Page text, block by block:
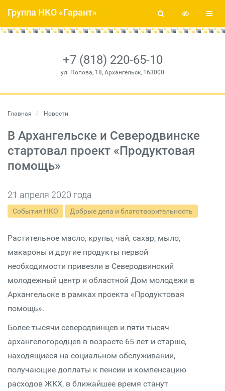
+7 (818) 220-65-10
ул. Попова, 18, Архангельск, 163000
Группа НКО «Гарант»
Главная Новости
В Архангельске и Северодвинске
стартовал проект «Продуктовая
помощь»
21 апреля 2020 года
События НКО Добрые дела и благотворительность
Растительное масло, крупы, чай, сахар, мыло,
макароны и другие продукты первой
необходимости привезли в Северодвинский
молодежный центр и областной Дом молодежи в
Архангельске в рамках проекта «Продуктовая
помощь».
Более тысячи северодвинцев и пяти тысяч
архангелогородцев в возрасте 65 лет и старше,
находящиеся на социальном обслуживании,
получающие доплаты к пенсии и компенсацию
расходов ЖКХ, в ближайшее время станут